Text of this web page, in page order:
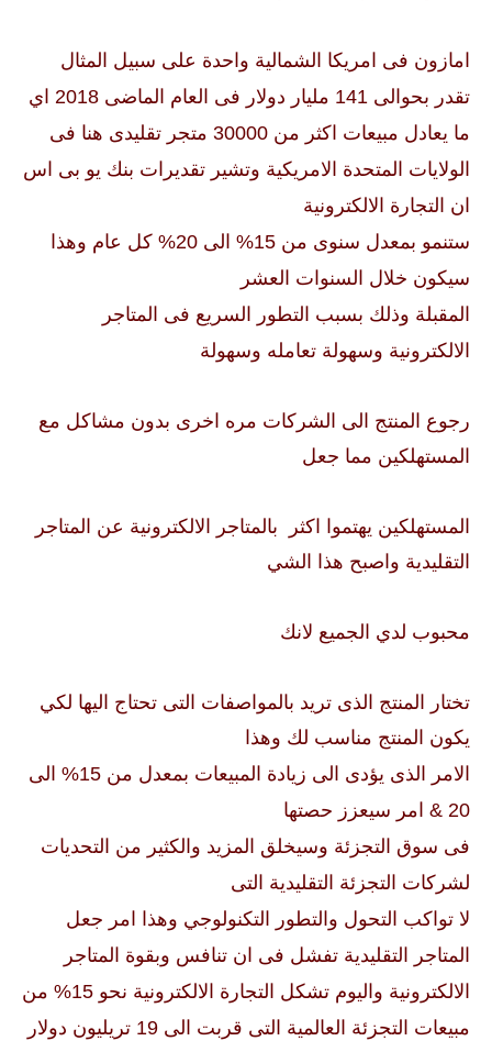
امازون فى امريكا الشمالية واحدة على سبيل المثال
تقدر بحوالى 141 مليار دولار فى العام الماضى 2018 اي
ما يعادل مبيعات اكثر من 30000 متجر تقليدى هنا فى
الولايات المتحدة الامريكية وتشير تقديرات بنك يو بى اس
ان التجارة الالكترونية
ستنمو بمعدل سنوى من 15% الى 20% كل عام وهذا
سيكون خلال السنوات العشر
المقبلة وذلك بسبب التطور السريع فى المتاجر
الالكترونية وسهولة تعامله وسهولة
رجوع المنتج الى الشركات مره اخرى بدون مشاكل مع
المستهلكين مما جعل
المستهلكين يهتموا اكثر بالمتاجر الالكترونية عن المتاجر
التقليدية واصبح هذا الشي
محبوب لدي الجميع لانك
تختار المنتج الذى تريد بالمواصفات التى تحتاج اليها لكي
يكون المنتج مناسب لك وهذا
الامر الذى يؤدى الى زيادة المبيعات بمعدل من 15% الى
20 & امر سيعزز حصتها
فى سوق التجزئة وسيخلق المزيد والكثير من التحديات
لشركات التجزئة التقليدية التى
لا تواكب التحول والتطور التكنولوجي وهذا امر جعل
المتاجر التقليدية تفشل فى ان تنافس وبقوة المتاجر
الالكترونية واليوم تشكل التجارة الالكترونية نحو 15% من
مبيعات التجزئة العالمية التى قربت الى 19 تريليون
دولار